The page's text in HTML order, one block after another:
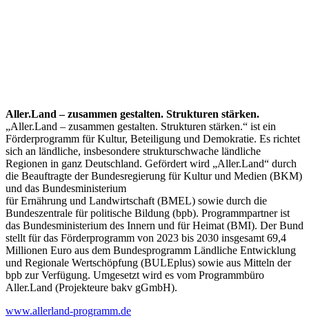
Aller.Land – zusammen gestalten. Strukturen stärken.
„Aller.Land – zusammen gestalten. Strukturen stärken.“ ist ein
Förderprogramm für Kultur, Beteiligung und Demokratie. Es richtet
sich an ländliche, insbesondere strukturschwache ländliche
Regionen in ganz Deutschland. Gefördert wird „Aller.Land“ durch
die Beauftragte der Bundesregierung für Kultur und Medien (BKM)
und das Bundesministerium
für Ernährung und Landwirtschaft (BMEL) sowie durch die
Bundeszentrale für politische Bildung (bpb). Programmpartner ist
das Bundesministerium des Innern und für Heimat (BMI). Der Bund
stellt für das Förderprogramm von 2023 bis 2030 insgesamt 69,4
Millionen Euro aus dem Bundesprogramm Ländliche Entwicklung
und Regionale Wertschöpfung (BULEplus) sowie aus Mitteln der
bpb zur Verfügung. Umgesetzt wird es vom Programmbüro
Aller.Land (Projekteure bakv gGmbH).
www.allerland-programm.de